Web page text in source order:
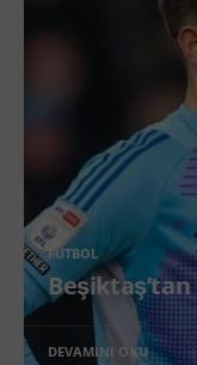
FUTBOL
DEVAMINI OKU